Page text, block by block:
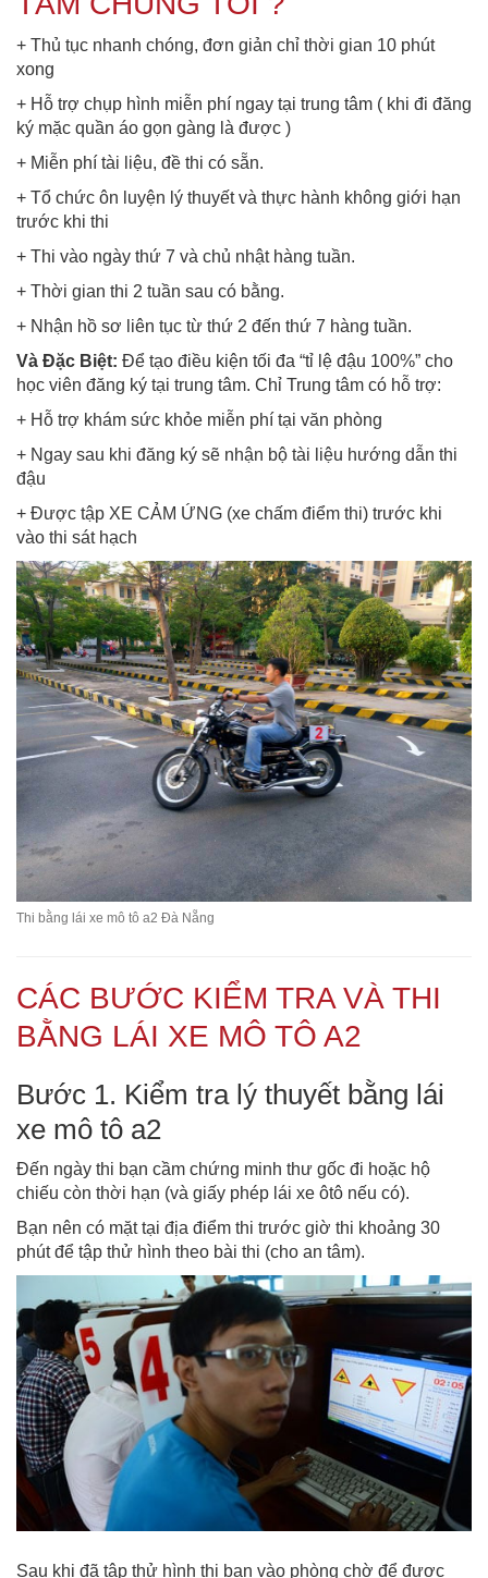
+ Thủ tục nhanh chóng, đơn giản chỉ thời gian 10 phút
xong
+ Hỗ trợ chụp hình miễn phí ngay tại trung tâm ( khi đi đăng
ký mặc quần áo gọn gàng là được )
+ Miễn phí tài liệu, đề thi có sẵn.
+ Tổ chức ôn luyện lý thuyết và thực hành không giới hạn
trước khi thi
+ Thi vào ngày thứ 7 và chủ nhật hàng tuần.
+ Thời gian thi 2 tuần sau có bằng.
+ Nhận hồ sơ liên tục từ thứ 2 đến thứ 7 hàng tuần.
Và Đặc Biệt: Để tạo điều kiện tối đa “tỉ lệ đậu 100%” cho
học viên đăng ký tại trung tâm. Chỉ Trung tâm có hỗ trợ:
+ Hỗ trợ khám sức khỏe miễn phí tại văn phòng
+ Ngay sau khi đăng ký sẽ nhận bộ tài liệu hướng dẫn thi
đậu
+ Được tập XE CẢM ỨNG (xe chấm điểm thi) trước khi
vào thi sát hạch
Thi bằng lái xe mô tô a2 Đà Nẵng
CÁC BƯỚC KIỂM TRA VÀ THI
BẰNG LÁI XE MÔ TÔ A2
Bước 1. Kiểm tra lý thuyết bằng lái
xe mô tô a2
Đến ngày thi bạn cầm chứng minh thư gốc đi hoặc hộ
chiếu còn thời hạn (và giấy phép lái xe ôtô nếu có).
Bạn nên có mặt tại địa điểm thi trước giờ thi khoảng 30
phút để tập thử hình theo bài thi (cho an tâm).
Sau khi đã tập thử hình thi bạn vào phòng chờ để được